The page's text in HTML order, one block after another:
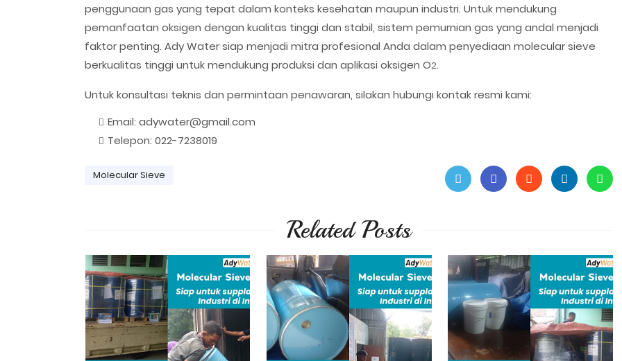
penggunaan gas yang tepat dalam konteks kesehatan maupun industri. Untuk mendukung
pemanfaatan oksigen dengan kualitas tinggi dan stabil, sistem pemurnian gas yang andal menjadi
faktor penting. Ady Water siap menjadi mitra profesional Anda dalam penyediaan molecular sieve
berkualitas tinggi untuk mendukung produksi dan aplikasi oksigen O2.
Untuk konsultasi teknis dan permintaan penawaran, silakan hubungi kontak resmi kami:
Email: adywater@gmail.com
Telepon: 022-7238019
Molecular Sieve
Related Posts